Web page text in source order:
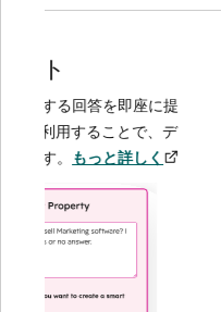
する回答を即座に提
利用することで、デ
もっと詳しく